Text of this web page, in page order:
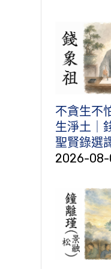
不貪生不
生淨土｜
聖賢錄選
2026-08-